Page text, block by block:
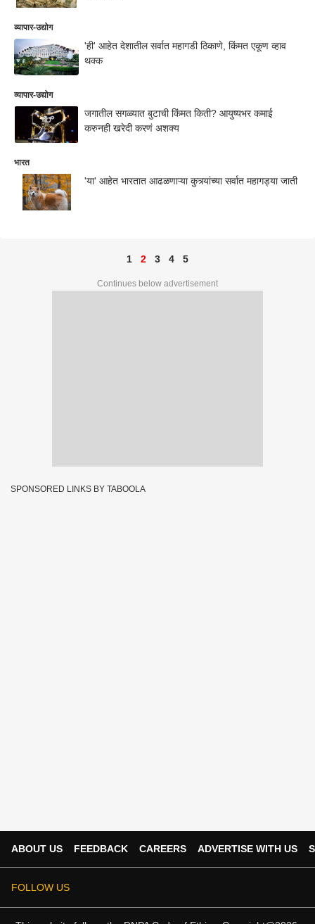
व्यापार-उद्योग
'ही' आहेत देशातील सर्वात महागडी ठिकाणे, किंमत एकूण व्हाव
थक्क
व्यापार-उद्योग
जगातील सगळ्यात बुटाची किंमत किती? आयुष्यभर कमाई
करुनही खरेदी करणं अशक्य
भारत
'या' आहेत भारतात आढळणाऱ्या कुत्र्यांच्या सर्वात महागड्या जाती
1 2 3 4 5
Continues below advertisement
SPONSORED LINKS BY TABOOLA
ABOUT US FEEDBACK CAREERS ADVERTISE WITH US
FOLLOW US